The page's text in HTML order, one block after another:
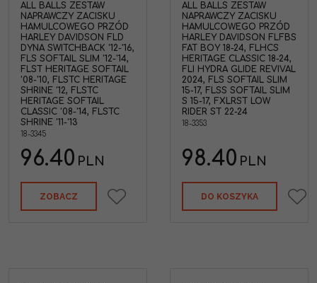
ALL BALLS ZESTAW
NAPRAWCZY ZACISKU
HAMULCOWEGO PRZÓD
HARLEY DAVIDSON FLD
DYNA SWITCHBACK '12-'16,
FLS SOFTAIL SLIM '12-'14,
FLST HERITAGE SOFTAIL
'08-'10, FLSTC HERITAGE
SHRINE '12, FLSTC
HERITAGE SOFTAIL
CLASSIC '08-'14, FLSTC
SHRINE '11-'13
18-3345
96.40 PLN
ZOBACZ
ALL BALLS ZESTAW
NAPRAWCZY ZACISKU
HAMULCOWEGO PRZÓD
HARLEY DAVIDSON FLFBS
FAT BOY 18-24, FLHCS
HERITAGE CLASSIC 18-24,
FLI HYDRA GLIDE REVIVAL
2024, FLS SOFTAIL SLIM
15-17, FLSS SOFTAIL SLIM
S 15-17, FXLRST LOW
RIDER ST 22-24
18-3353
98.40 PLN
DO KOSZYKA